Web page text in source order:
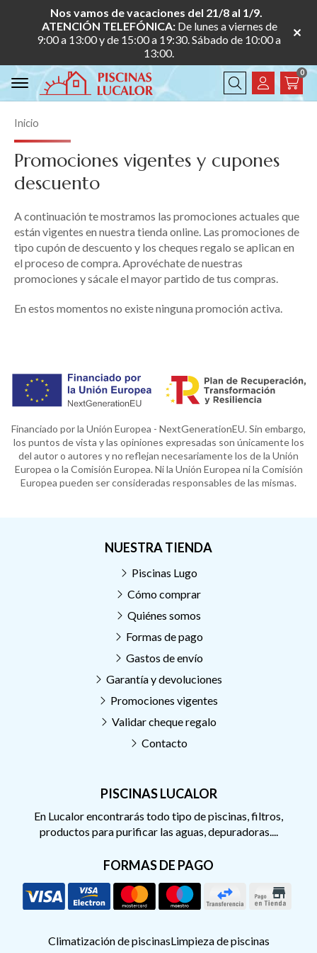
Nos vamos de vacaciones del 21/8 al 1/9.
ATENCIÓN TELEFÓNICA: De lunes a viernes de
9:00 a 13:00 y de 15:00 a 19:30. Sábado de 10:00 a
13:00.
Buscar
0
Inicio
Promociones vigentes y cupones
descuento
A continuación te mostramos las promociones actuales que
están vigentes en nuestra tienda online. Las promociones de
tipo cupón de descuento y los cheques regalo se aplican en
el proceso de compra. Aprovéchate de nuestras
promociones y sácale el mayor partido de tus compras.
En estos momentos no existe ninguna promoción activa.
Financiado por la Unión Europea - NextGenerationEU. Sin embargo,
los puntos de vista y las opiniones expresadas son únicamente los
del autor o autores y no reflejan necesariamente los de la Unión
Europea o la Comisión Europea. Ni la Unión Europea ni la Comisión
Europea pueden ser consideradas responsables de las mismas.
PISCINAS LUCALOR
En Lucalor encontrarás todo tipo de piscinas, filtros,
productos para purificar las aguas, depuradoras....
FORMAS DE PAGO
NUESTRA TIENDA
Piscinas Lugo
Cómo comprar
Quiénes somos
Formas de pago
Gastos de envío
Garantía y devoluciones
Promociones vigentes
Validar cheque regalo
Contacto
Climatización de piscinasLimpieza de piscinas